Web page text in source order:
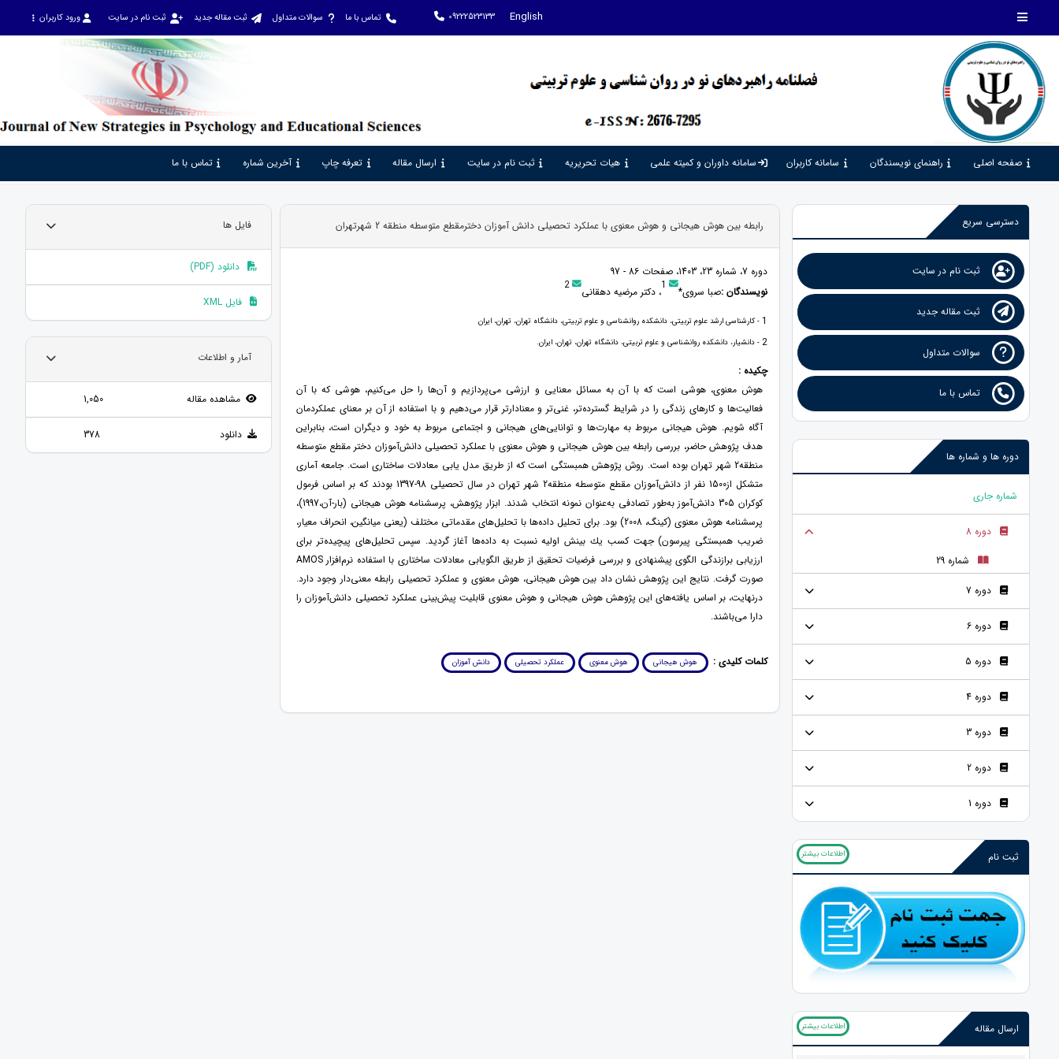
English
09222523133 تماس با ما سوالات متداول ثبت مقاله جدید ثبت نام در سایت ورود کاربران
صفحه اصلی راهنمای نویسندگان سامانه کاربران سامانه داوران و کمیته علمی هیات تحریریه ثبت نام در سایت ارسال مقاله تعرفه چاپ آخرین شماره تماس با ما
دسترسی سریع
ثبت نام در سایت
ثبت مقاله جدید
سوالات متداول
تماس با ما
دوره ها و شماره ها
شماره جاری
دوره 8
شماره 29
دوره 7
دوره 6
دوره 5
دوره 4
دوره 3
دوره 2
دوره 1
ثبت نام اطلاعات بیشتر
ارسال مقاله اطلاعات بیشتر
رابطه بین هوش هیجانی و هوش معنوی با عملکرد تحصیلی دانش آموزان دخترمقطع متوسطه منطقه 2 شهرتهران
دوره 7، شماره 23، 1403، صفحات 86 - 97
نویسندگان :صبا سروی* 1، دکتر مرضیه دهقانی 2
1 - کارشناسی ارشد علوم تربیتی، دانشکده روانشناسی و علوم تربیتی، دانشگاه تهران، تهران، ایران
2 - دانشیار، دانشکده روانشناسی و علوم تربیتی، دانشگاه تهران، تهران، ایران.
چکیده :
هوش معنوی، هوشی است که با آن به مسائل معنایی و ارزشی می‌پردازیم و آن‌ها را حل می‌کنیم، هوشی که با آن
فعالیت‌ها و کارهای زندگی را در شرایط گسترده‌تر، غنی‌تر و معنادارتر قرار می‌دهیم و با استفاده از آن بر معنای عملکردمان
آگاه شویم. هوش هیجانی مربوط به مهارت‌ها و توانایی‌های هیجانی و اجتماعی مربوط به خود و دیگران است، بنابراین
هدف پژوهش حاضر، بررسی رابطه بین هوش هیجانی و هوش معنوی با عملکرد تحصیلی دانش‌آموزان دختر مقطع متوسطه
منطقه2 شهر تهران بوده است. روش پژوهش همبستگی است که از طریق مدل یابی معادلات ساختاری است. جامعه آماری
متشکل از1500 نفر از دانش‌آموزان مقطع متوسطه منطقه2 شهر تهران در سال تحصیلی 98-1397 بودند که بر اساس فرمول
کوکران 305 دانش‌آموز به‌طور تصادفی به‌عنوان نمونه انتخاب شدند. ابزار پژوهش، پرسشنامه هوش هیجانی (بار-آن،1997)،
پرسشنامه هوش معنوی (کینگ، 2008) بود. برای تحليل داده‌ها با تحلیل‌های مقدماتى مختلف (يعنى ميانگين، انحراف معيار،
ضریب همبستگى پيرسون) جهت كسب يك بينش اوليه نسبت به داده‌ها آغاز گردید. سپس تحلیل‌های پیچیده‌تر براى
ارزيابى برازندگى الگوى پيشنهادى و بررسی فرضیات تحقیق از طريق الگويابى معادلات ساختارى با استفاده نرم‌افزار AMOS
صورت گرفت. نتایج این پژوهش نشان داد بین هوش هیجانی، هوش معنوی و عملکرد تحصیلی رابطه معنی‌دار وجود دارد.
درنهایت، بر اساس یافته‌های این پژوهش هوش هیجانی و هوش معنوی قابلیت پیش‌بینی عملکرد تحصیلی دانش‌آموزان را
دارا می‌باشند.
کلمات کلیدی : هوش هیجانی هوش معنوی عملکرد تحصیلی دانش آموزان
فایل ها
دانلود (PDF)
فایل XML
آمار و اطلاعات
مشاهده مقاله 1,050
دانلود 378